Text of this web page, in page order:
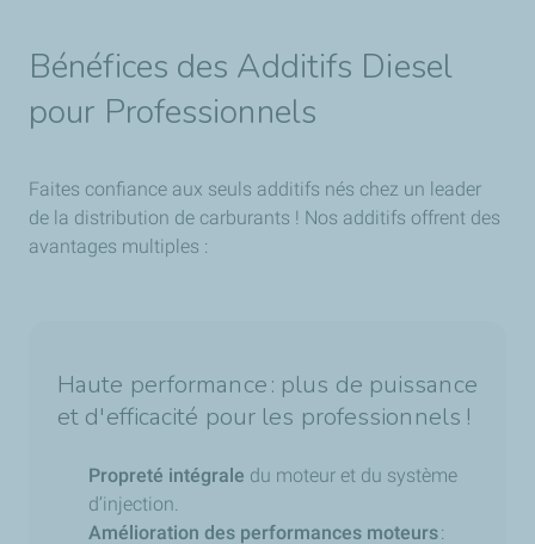
Bénéfices des Additifs Diesel
pour Professionnels
Faites confiance aux seuls additifs nés chez un leader
de la distribution de carburants ! Nos additifs offrent des
avantages multiples :
Haute performance : plus de puissance
et d'efficacité pour les professionnels !
Propreté intégrale du moteur et du système
d’injection.
Amélioration des performances moteurs: